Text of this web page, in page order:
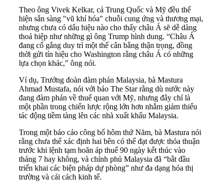
Theo ông Vivek Kelkar, cả Trung Quốc và Mỹ đều thể
hiện sẵn sàng "vũ khí hóa" chuỗi cung ứng và thương mại,
nhưng chưa có dấu hiệu nào cho thấy châu Á sẽ dễ dàng
thoả hiệp như những gì ông Trump hình dung. “Châu Á
đang cố gắng duy trì một thế cân bằng thận trọng, đồng
thời gửi tín hiệu cho Washington rằng châu Á có những
lựa chọn khác,” ông nói.
Ví dụ, Trưởng đoàn đàm phán Malaysia, bà Mastura
Ahmad Mustafa, nói với báo The Star rằng dù nước này
đang đàm phán về thuế quan với Mỹ, nhưng đây chỉ là
một phần trong chiến lược rộng lớn hơn nhằm giảm thiểu
tác động tiềm tàng lên các nhà xuất khẩu Malaysia.
Trong một báo cáo công bố hôm thứ Năm, bà Mastura nói
rằng chưa thể xác định hai bên có thể đạt được thỏa thuận
trước khi lệnh tạm hoãn áp thuế 90 ngày kết thúc vào
tháng 7 hay không, và chính phủ Malaysia đã “bắt đầu
triển khai các biện pháp dự phòng” như đa dạng hóa thị
trường và cải cách kinh tế.